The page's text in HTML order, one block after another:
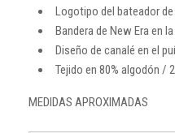
Logotipo del bateador de
Bandera de New Era en
Diseño de canalé en el
Tejido en 80% algodón /
MEDIDAS APROXIMADAS